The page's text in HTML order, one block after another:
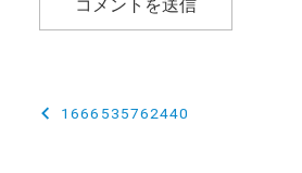
投
1666535762440